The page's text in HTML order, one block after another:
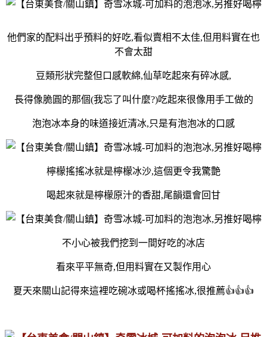
他們家的配料出乎預料的好吃,看似賣相不太佳,但用料實在也
不會太甜
豆類形狀完整但口感軟綿,仙草吃起來有碎冰感,
長得像脆圓的那個(我忘了叫什麼?)吃起來很像用手工做的
泡泡冰本身的味道接近清冰,只是有泡泡冰的口感
檸檬搖搖冰就是檸檬冰沙,這個更令我驚艶
喝起來就是檸檬原汁的香甜,尾韻還會回甘
不小心被我們挖到一間好吃的冰店
看來平平無奇,但用料實在又製作用心
夏天來關山記得來這裡吃碗冰或喝杯搖搖冰,很推薦👍👍👍